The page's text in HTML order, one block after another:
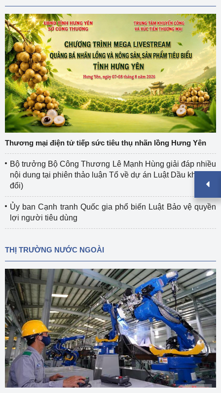
Thương mại điện tử tiếp sức tiêu thụ nhãn lồng Hưng Yên
Bộ trưởng Bộ Công Thương Lê Mạnh Hùng giải đáp nhiều
nội dung tại phiên thảo luận Tổ về dự án Luật Dầu khí (sửa
đổi)
Ủy ban Cạnh tranh Quốc gia phổ biến Luật Bảo vệ quyền
lợi người tiêu dùng
THỊ TRƯỜNG NƯỚC NGOÀI